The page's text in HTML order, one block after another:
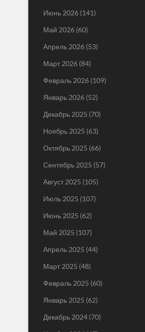
Июнь 2026 (141)
Май 2026 (60)
Апрель 2026 (53)
Март 2026 (84)
Февраль 2026 (109)
Январь 2026 (52)
Декабрь 2025 (70)
Ноябрь 2025 (63)
Октябрь 2025 (66)
Сентябрь 2025 (57)
Август 2025 (105)
Июль 2025 (107)
Июнь 2025 (62)
Май 2025 (107)
Апрель 2025 (44)
Март 2025 (48)
Февраль 2025 (60)
Январь 2025 (62)
Декабрь 2024 (70)